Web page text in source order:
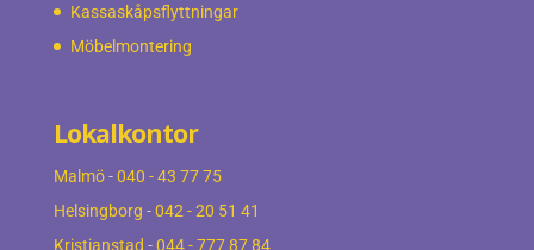
Kassaskåpsflyttningar
Möbelmontering
Lokalkontor
Malmö-040 - 43 77 75
Helsingborg -042 - 20 51 41
Kristianstad -044 - 777 87 84